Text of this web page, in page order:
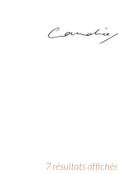
7 résultats affichés